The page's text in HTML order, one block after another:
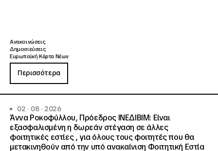
Ανακοινώσεις
Δημοσιεύσεις
Ευρωπαϊκή Κάρτα Νέων
Περισσότερα
02 · 08 · 2026
Άννα Ροκοφύλλου, Πρόεδρος ΙΝΕΔΙΒΙΜ: Είναι
εξασφαλισμένη η δωρεάν στέγαση σε άλλες
φοιτητικές εστίες , για όλους τους φοιτητές που θα
μετακινηθούν από την υπό ανακαίνιση Φοιτητική Εστία